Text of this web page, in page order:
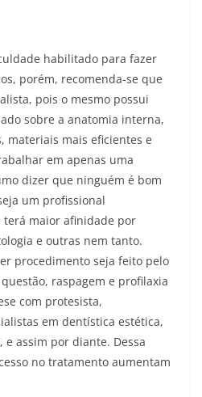
habilitado para fazer
porém, recomenda-se que
pois o mesmo possui
sobre a anatomia interna,
materiais mais eficientes e
em apenas uma
dizer que ninguém é bom
um profissional
terá maior afinidade por
e outras nem tanto.
procedimento seja feito pelo
raspagem e profilaxia
com protesista,
em dentística estética,
assim por diante. Dessa
no tratamento aumentam